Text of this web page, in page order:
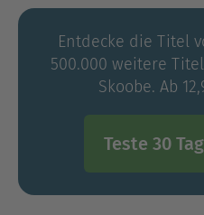
Entdecke die Titel
500.000 weitere
Skoobe. Ab
Teste 30